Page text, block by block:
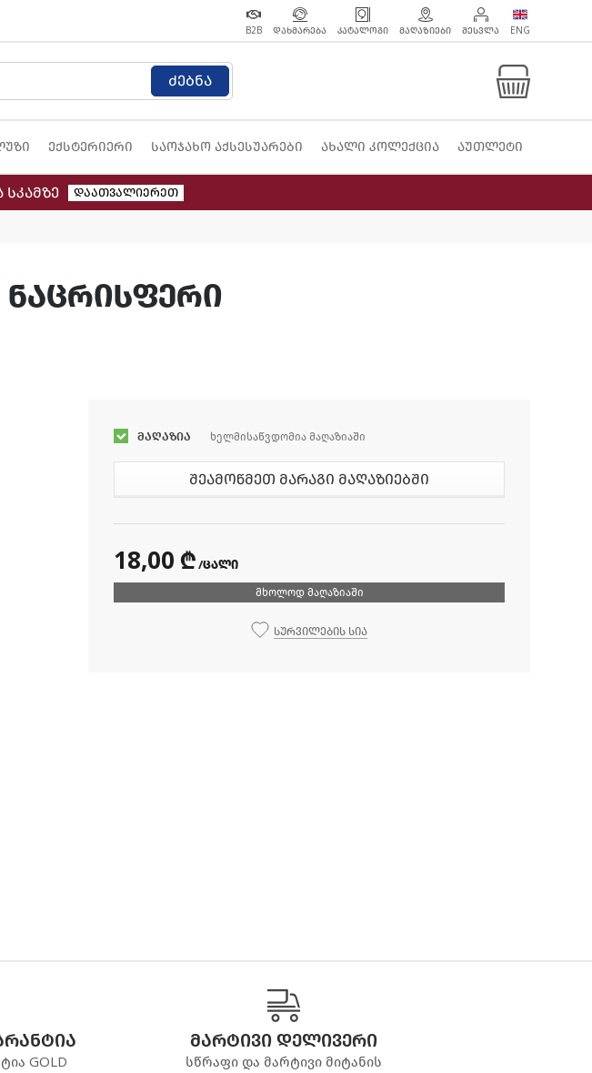
B2B ᲓᲐᲮᲛᲐᲠᲔᲑᲐ ᲙᲐᲢᲐᲚᲝᲒᲘ ᲛᲐᲦᲐᲖᲘᲔᲑᲘ ᲨᲔᲡᲕᲚᲐ ENG
ძებნა
ექსტერიერი საოჯახო აქსესუარები ახალი კოლექცია აუთლეტი
დაათვალიერეთ
ნაცრისფერი
მაღაზია ხელმისაწვდომია მაღაზიაში
შეამოწმეთ მარაგი მაღაზიებში
18,00 ₾ /ცალი
მხოლოდ მაღაზიაში
სურვილების სია
GOLD
მარტივი დელივერი
სწრაფი და მარტივი მიტანის